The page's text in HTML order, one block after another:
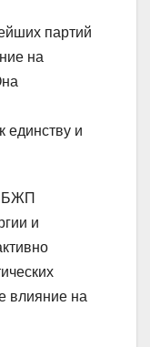
партий
на
единству и
БЖП
и
влияние на